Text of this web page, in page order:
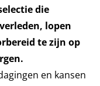
die
lopen
te zijn op
en kansen